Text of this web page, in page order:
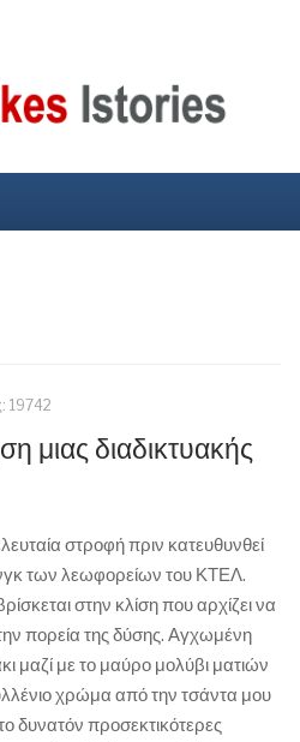
19742
μιας διαδικτυακής
στροφή πριν κατευθυνθεί
των λεωφορείων του ΚΤΕΛ.
στην κλίση που αρχίζει να
την πορεία της δύσης. Αγχωμένη
μαζί με το μαύρο μολύβι ματιών
χρώμα από την τσάντα μου
δυνατόν προσεκτικότερες